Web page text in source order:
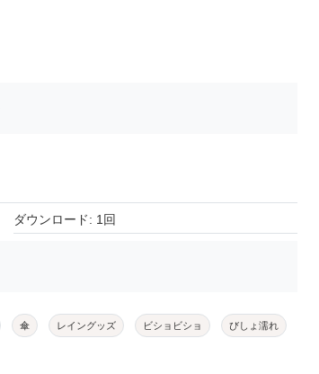
ダウンロード: 1回
傘 レイングッズ ビショビショ びしょ濡れ